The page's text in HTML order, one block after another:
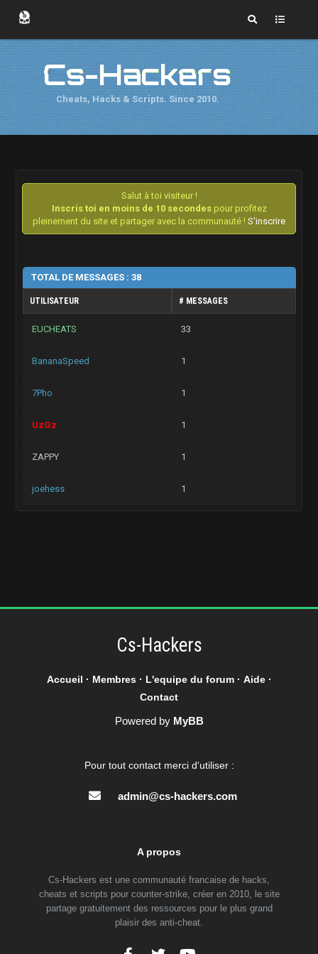
Cs-Hackers
Cheats, Hacks & Scripts. Since 2010.
Salut à toi visiteur !
Inscris toi en moins de 10 secondespour profitez
pleinement du site et partager avec la communauté ! S'inscrire
TOTAL DE MESSAGES : 38
UTILISATEUR # MESSAGES
EUCHEATS 33
BananaSpeed 1
7Pho 1
UzGz 1
ZAPPY 1
joehess 1
Cs-Hackers
Accueil · Membres· L'equipe du forum· Aide·
Contact
Powered by MyBB
Pour tout contact merci d'utiliser :
admin@cs-hackers.com
A propos
Cs-Hackers est une communauté francaise de hacks,
cheats et scripts pour counter-strike, créer en 2010, le site
partage gratuitement des ressources pour le plus grand
plaisir des anti-cheat.